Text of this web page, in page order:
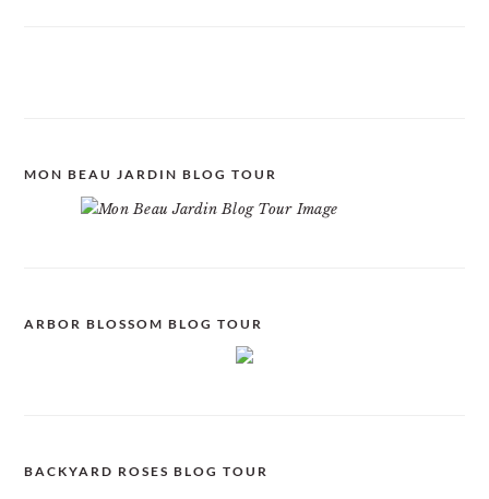
MON BEAU JARDIN BLOG TOUR
ARBOR BLOSSOM BLOG TOUR
BACKYARD ROSES BLOG TOUR